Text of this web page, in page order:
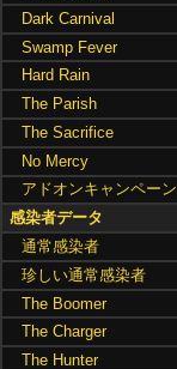
Dark Carnival
Swamp Fever
Hard Rain
The Parish
The Sacrifice
No Mercy
アドオンキャンペーン
感染者データ
通常感染者
珍しい通常感染者
The Boomer
The Charger
The Hunter